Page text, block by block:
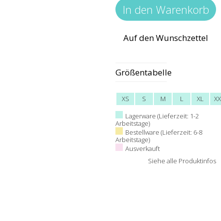
Auf den Wunschzettel
Größentabelle
XS S M L XL
Lagerware (Lieferzeit: 1-2
Arbeitstage)
Bestellware (Lieferzeit: 6-8
Arbeitstage)
Ausverkauft
Siehe alle Produktinfos